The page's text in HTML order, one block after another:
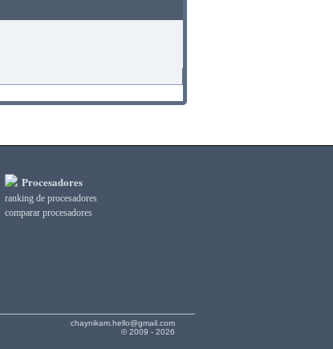
Procesadores
ranking de procesadores
comparar procesadores
chaynikam.hello@gmail.com
© 2009 - 2026